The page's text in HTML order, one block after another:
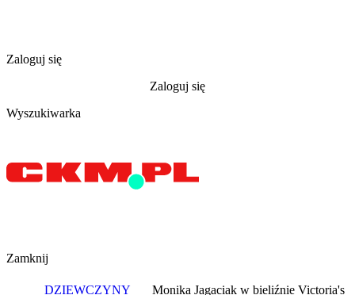
Zaloguj się
Zaloguj się
Wyszukiwarka
Zamknij
DZIEWCZYNY
Monika Jagaciak w bieliźnie Victoria's